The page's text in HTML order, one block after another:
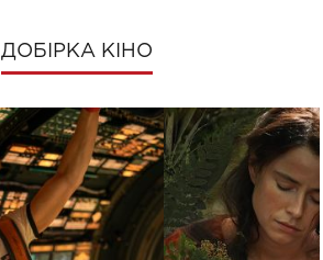
ДОБІРКА КІНО